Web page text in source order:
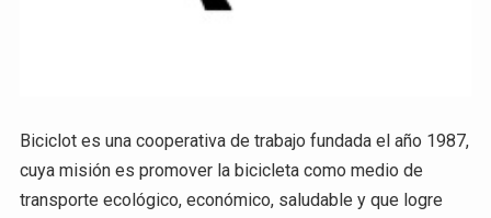
Biciclot es una cooperativa de trabajo fundada el año 1987,
cuya misión es promover la bicicleta como medio de
transporte ecológico, económico, saludable y que logre